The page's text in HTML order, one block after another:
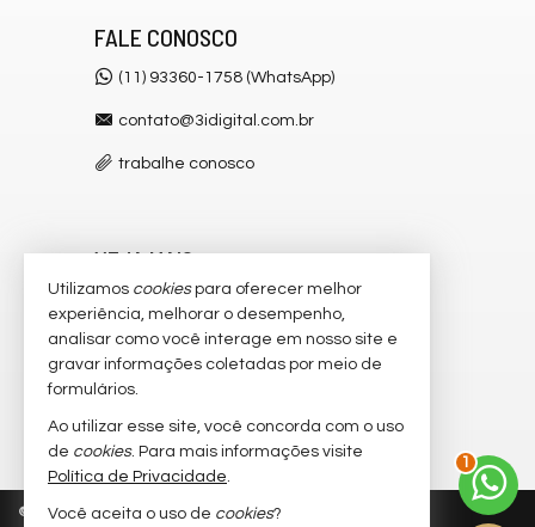
FALE CONOSCO
(11) 93360-1758 (WhatsApp)
contato@3idigital.com.br
trabalhe conosco
VEJA MAIS
receba nosso newsletter
cadastre seu imóvel
imóveis favoritos
mapa de imóveis
© 2026 CRECI/SP 32.445-J Política de Privacidade
Utilizamos cookiespara oferecer melhor
experiência, melhorar o desempenho,
analisar como você interage em nosso site e
gravar informações coletadas por meio de
formulários.
Ao utilizar esse site, você concorda com o uso
de cookies. Para mais informações visite
Política de Privacidade.
Você aceita o uso de cookies?